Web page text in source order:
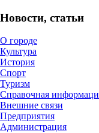
Новости, статьи
О городе
Культура
История
Спорт
Туризм
Справочная
Внешние связи
Предприятия
Администрация